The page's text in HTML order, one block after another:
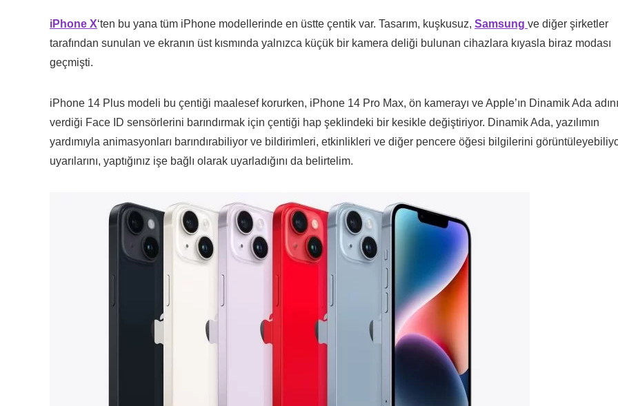
iPhone X‘ten bu yana tüm iPhone modellerinde en üstte çentik var. Tasarım, kuşkusuz, Samsung ve diğer şirketler
tarafından sunulan ve ekranın üst kısmında yalnızca küçük bir kamera deliği bulunan cihazlara kıyasla biraz modası
geçmişti.
iPhone 14 Plus modeli bu çentiği maalesef korurken, iPhone 14 Pro Max, ön kamerayı ve Apple’ın Dinamik Ada adını
verdiği Face ID sensörlerini barındırmak için çentiği hap şeklindeki bir kesikle değiştiriyor. Dinamik Ada, yazılımın
yardımıyla animasyonları barındırabiliyor ve bildirimleri, etkinlikleri ve diğer pencere öğesi bilgilerini
uyarılarını, yaptığınız işe bağlı olarak uyarladığını da belirtelim.